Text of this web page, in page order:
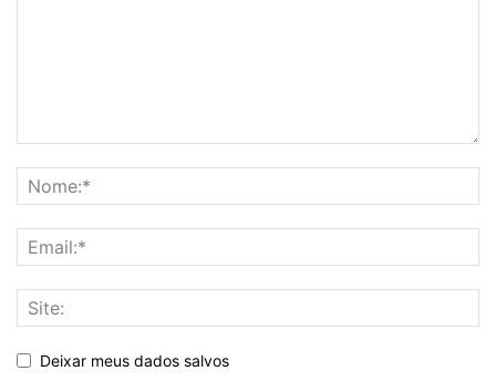
Deixar meus dados salvos